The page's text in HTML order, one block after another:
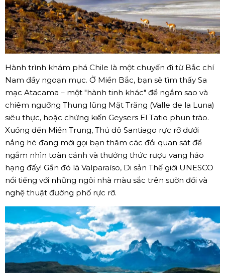
Hành trình khám phá Chile là một chuyến đi từ Bắc chí
Nam đầy ngoạn mục. Ở Miền Bắc, bạn sẽ tìm thấy Sa
mạc Atacama – một "hành tinh khác" để ngắm sao và
chiêm ngưỡng Thung lũng Mặt Trăng (Valle de la Luna)
siêu thực, hoặc chứng kiến Geysers El Tatio phun trào.
Xuống đến Miền Trung, Thủ đô Santiago rực rỡ dưới
nắng hè đang mời gọi bạn thăm các đồi quan sát để
ngắm nhìn toàn cảnh và thưởng thức rượu vang hảo
hạng đấy! Gần đó là Valparaíso, Di sản Thế giới UNESCO
nổi tiếng với những ngôi nhà màu sắc trên sườn đồi và
nghệ thuật đường phố rực rỡ.